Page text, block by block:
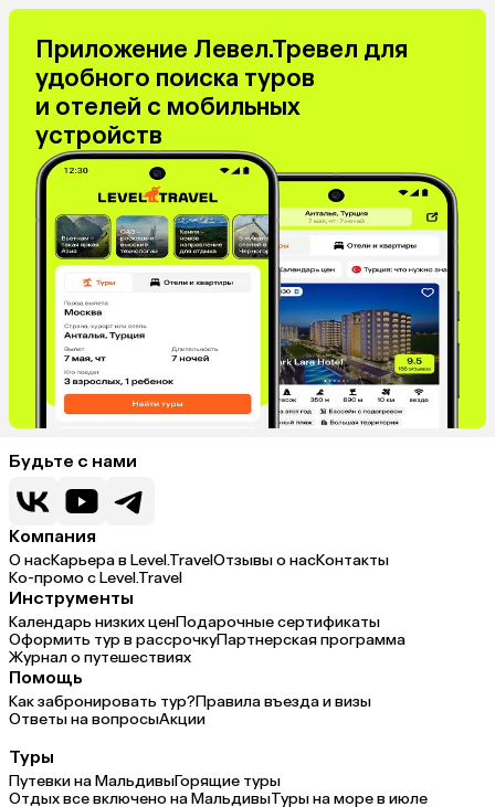
Приложение Левел.Тревел для
удобного поиска туров
и отелей с мобильных
устройств
Будьте с нами
Компания
О насКарьера в Level.TravelОтзывы о насКонтакты
Ко-промо с Level.Travel
Инструменты
Календарь низких ценПодарочные сертификаты
Оформить тур в рассрочкуПартнерская программа
Журнал о путешествиях
Помощь
Как забронировать тур?Правила въезда и визы
Ответы на вопросыАкции
Туры
Путевки на МальдивыГорящие туры
Отдых все включено на МальдивыТуры на море в июле